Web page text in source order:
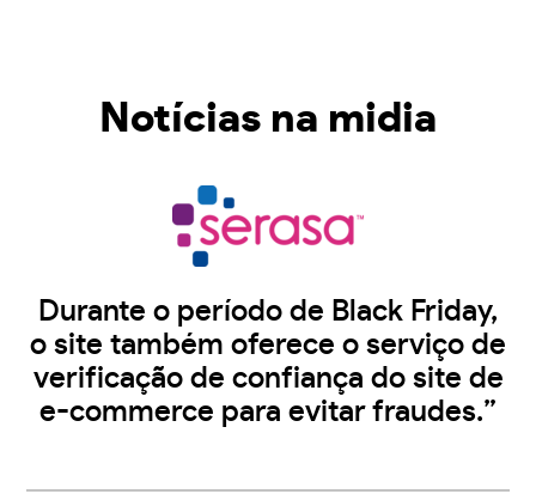
Notícias na midia
Durante o período de Black Friday,
o site também oferece o serviço de
verificação de confiança do site de
e-commerce para evitar fraudes.”